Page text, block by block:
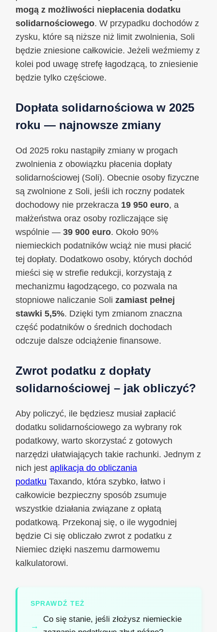
mogą z możliwości niepłacenia dodatku
solidarnościowego. W przypadku dochodów z
zysku, które są niższe niż limit zwolnienia, Soli
będzie zniesione całkowicie. Jeżeli weźmiemy z
kolei pod uwagę strefę łagodzącą, to zniesienie
będzie tylko częściowe.
Dopłata solidarnościowa w 2025
roku — najnowsze zmiany
Od 2025 roku nastąpiły zmiany w progach
zwolnienia z obowiązku płacenia dopłaty
solidarnościowej (Soli). Obecnie osoby fizyczne
są zwolnione z Soli, jeśli ich roczny podatek
dochodowy nie przekracza 19 950 euro, a
małżeństwa oraz osoby rozliczające się
wspólnie — 39 900 euro. Około 90%
niemieckich podatników wciąż nie musi płacić
tej dopłaty. Dodatkowo osoby, których dochód
mieści się w strefie redukcji, korzystają z
mechanizmu łagodzącego, co pozwala na
stopniowe naliczanie Soli zamiast pełnej
stawki 5,5%. Dzięki tym zmianom znaczna
część podatników o średnich dochodach
odczuje dalsze odciążenie finansowe.
Zwrot podatku z dopłaty
solidarnościowej – jak obliczyć?
Aby policzyć, ile będziesz musiał zapłacić
dodatku solidarnościowego za wybrany rok
podatkowy, warto skorzystać z gotowych
narzędzi ułatwiających takie rachunki. Jednym z
nich jest aplikacja do obliczania
podatku Taxando, która szybko, łatwo i
całkowicie bezpieczny sposób zsumuje
wszystkie działania związane z opłatą
podatkową. Przekonaj się, o ile wygodniej
będzie Ci się obliczało zwrot z podatku z
Niemiec dzięki naszemu darmowemu
kalkulatorowi.
SPRAWDŹ TEŻ
Co się stanie, jeśli złożysz niemieckie